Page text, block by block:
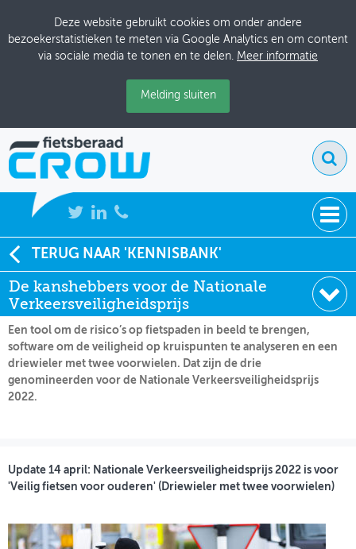
Deze website gebruikt cookies om onder andere
bezoekerstatistieken te meten via Google Analytics en om content
via sociale media te tonen en te delen. Meer informatie
Melding sluiten
NIEUWS
BIJEENKOMSTEN
KENNISBANK
ADRESSENBOEK
OVER FIETSBERAAD
GEBRUIKER
TERUG NAAR 'KENNISBANK'
De kanshebbers voor de Nationale
Verkeersveiligheidsprijs
Soort:
Nieuws Fietsberaad
Datum:
04-04-2022
Een tool om de risico’s op fietspaden in beeld te brengen,
software om de veiligheid op kruispunten te analyseren en een
driewieler met twee voorwielen. Dat zijn de drie
genomineerden voor de Nationale Verkeersveiligheidsprijs
2022.
Update 14 april: Nationale Verkeersveiligheidsprijs 2022 is voor
'Veilig fietsen voor ouderen' (Driewieler met twee voorwielen)